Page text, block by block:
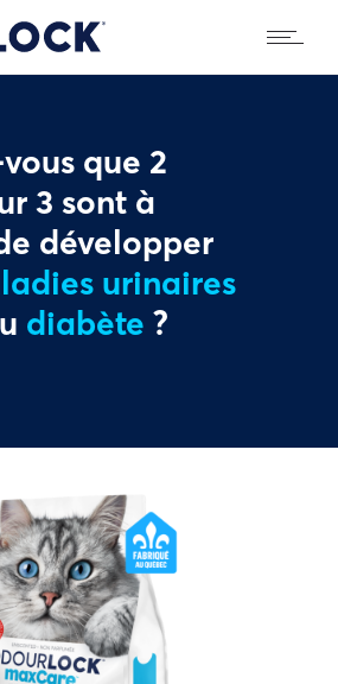
que 2
3 sont à
développer
urinaires
diabète ?